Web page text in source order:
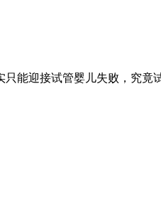
能迎接试管婴儿失败，究竟